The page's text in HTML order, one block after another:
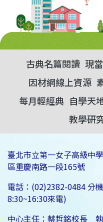
古典名篇閱讀 現
因材網線上資源
每月輕經典 自學天
教學研
臺北市立第一女子高級中
區重慶南路一段165號
電話：(02)2382-0484 分
8:30~16:30來電)
中心主任：蔡哲銘校長